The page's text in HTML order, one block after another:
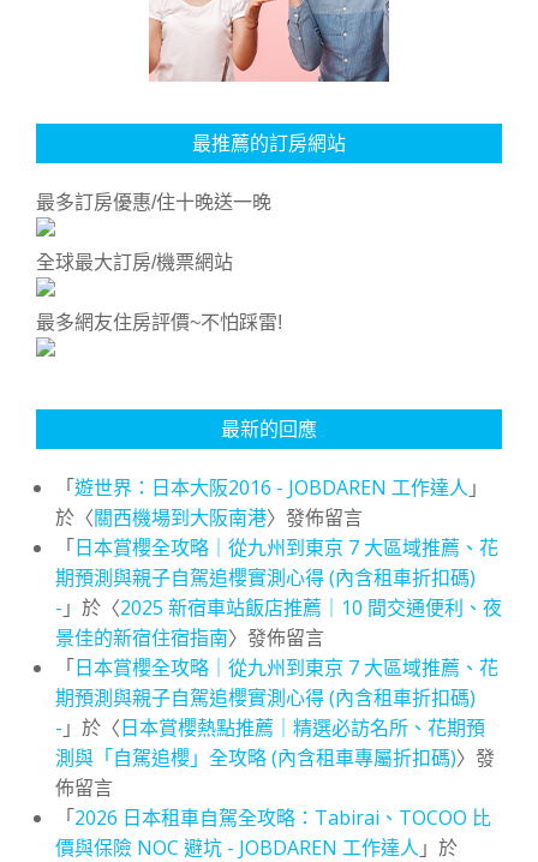
最推薦的訂房網站
最多訂房優惠/住十晚送一晚
全球最大訂房/機票網站
最多網友住房評價~不怕踩雷!
最新的回應
「遊世界：日本大阪2016 - JOBDAREN 工作達人 」
於〈關西機場到大阪南港〉發佈留言
「日本賞櫻全攻略｜從九州到東京 7 大區域推薦、花
期預測與親子自駕追櫻實測心得 (內含租車折扣碼)
- 」於〈2025 新宿車站飯店推薦｜10 間交通便利、夜
景佳的新宿住宿指南〉發佈留言
「日本賞櫻全攻略｜從九州到東京 7 大區域推薦、花
期預測與親子自駕追櫻實測心得 (內含租車折扣碼)
- 」於〈日本賞櫻熱點推薦｜精選必訪名所、花期預
測與「自駕追櫻」全攻略 (內含租車專屬折扣碼)〉發
佈留言
「2026 日本租車自駕全攻略：Tabirai、TOCOO 比
價與保險 NOC 避坑 - JOBDAREN 工作達人 」於